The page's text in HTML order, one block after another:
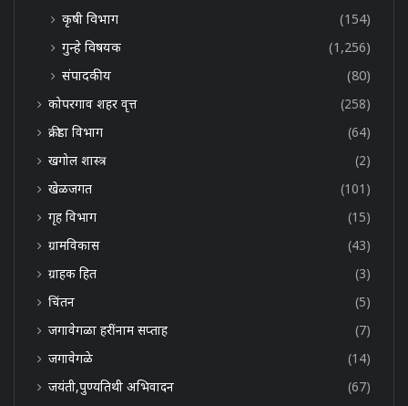
कृषी विभाग
(154)
गुन्हे विषयक
(1,256)
संपादकीय
(80)
कोपरगाव शहर वृत्त
(258)
क्रीडा विभाग
(64)
खगोल शास्त्र
(2)
खेळजगत
(101)
गृह विभाग
(15)
ग्रामविकास
(43)
ग्राहक हित
(3)
चिंतन
(5)
जगावेगळा हरींनाम सप्ताह
(7)
जगावेगळे
(14)
जयंती,पुण्यतिथी अभिवादन
(67)